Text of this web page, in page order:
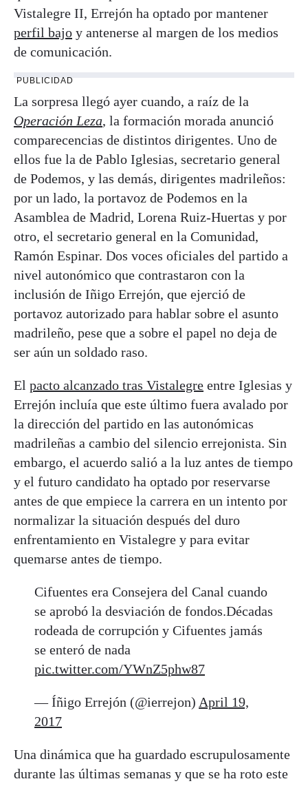
Vistalegre II, Errejón ha optado por mantener
perfil bajo y antenerse al margen de los medios
de comunicación.
PUBLICIDAD
La sorpresa llegó ayer cuando, a raíz de la
Operación Leza, la formación morada anunció
comparecencias de distintos dirigentes. Uno de
ellos fue la de Pablo Iglesias, secretario general
de Podemos, y las demás, dirigentes madrileños:
por un lado, la portavoz de Podemos en la
Asamblea de Madrid, Lorena Ruiz-Huertas y por
otro, el secretario general en la Comunidad,
Ramón Espinar. Dos voces oficiales del partido a
nivel autonómico que contrastaron con la
inclusión de Iñigo Errejón, que ejerció de
portavoz autorizado para hablar sobre el asunto
madrileño, pese que a sobre el papel no deja de
ser aún un soldado raso.
El pacto alcanzado tras Vistalegre entre Iglesias y
Errejón incluía que este último fuera avalado por
la dirección del partido en las autonómicas
madrileñas a cambio del silencio errejonista. Sin
embargo, el acuerdo salió a la luz antes de tiempo
y el futuro candidato ha optado por reservarse
antes de que empiece la carrera en un intento por
normalizar la situación después del duro
enfrentamiento en Vistalegre y para evitar
quemarse antes de tiempo.
Cifuentes era Consejera del Canal cuando
se aprobó la desviación de fondos.Décadas
rodeada de corrupción y Cifuentes jamás
se enteró de nada
pic.twitter.com/YWnZ5phw87
— Íñigo Errejón (@ierrejon) April 19,
2017
Una dinámica que ha guardado escrupulosamente
durante las últimas semanas y que se ha roto este